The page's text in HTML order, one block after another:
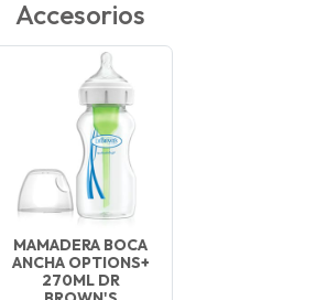
Accesorios
MAMADERA BOCA
ANCHA OPTIONS+
270ML DR